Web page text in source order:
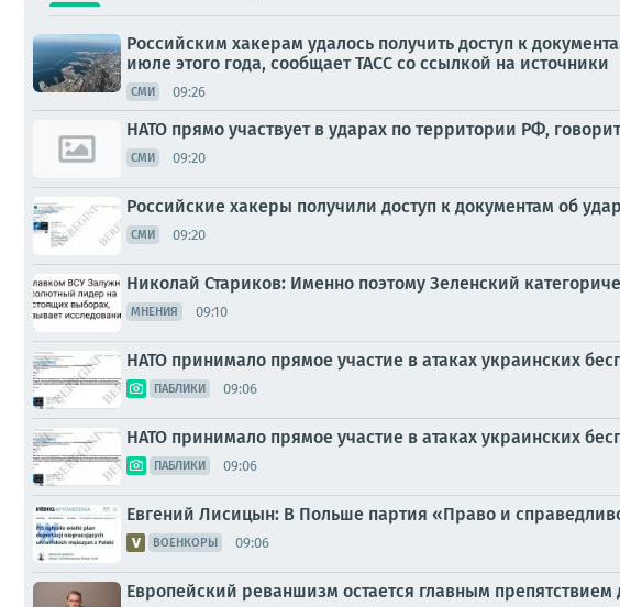
Российским хакерам удалось получить доступ к
июле этого года, сообщает ТАСС со ссылкой на источники
СМИ 09:26
НАТО прямо участвует в ударах по территории РФ,
СМИ 09:20
Российские хакеры получили доступ к документам об
СМИ 09:20
Николай Стариков: Именно поэтому Зеленский
МНЕНИЯ 09:10
НАТО принимало прямое участие в атаках украинских
ПАБЛИКИ 09:06
НАТО принимало прямое участие в атаках украинских
ПАБЛИКИ 09:06
Евгений Лисицын: В Польше партия «Право и
ВОЕНКОРЫ 09:06
Европейский реваншизм остается главным